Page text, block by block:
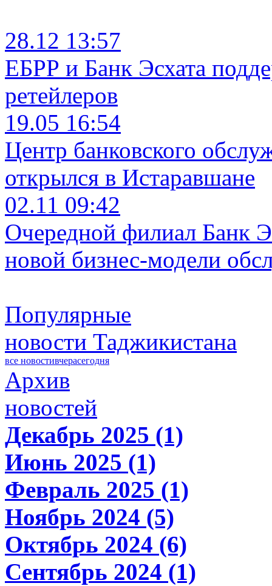
28.12 13:57
ЕБРР и Банк Эсхата
ретейлеров
19.05 16:54
Центр банковского
открылся в Истаравшане
02.11 09:42
Очередной филиал Банк
новой бизнес-модели
Популярные
новости Таджикистана
все новостивчерасегодня
Архив
новостей
Декабрь 2025 (1)
Июнь 2025 (1)
Февраль 2025 (1)
Ноябрь 2024 (5)
Октябрь 2024 (6)
Сентябрь 2024 (1)